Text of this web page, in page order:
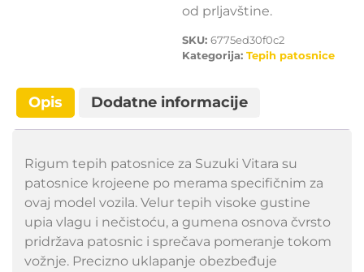
od prljavštine.
SKU: 6775ed30f0c2
Kategorija: Tepih patosnice
Opis Dodatne informacije
Rigum tepih patosnice za Suzuki Vitara su
patosnice krojeene po merama specifičnim za
ovaj model vozila. Velur tepih visoke gustine
upia vlagu i nečistoću, a gumena osnova čvrsto
pridržava patosnic i sprečava pomeranje tokom
vožnje. Precizno uklapanje obezbeđuje